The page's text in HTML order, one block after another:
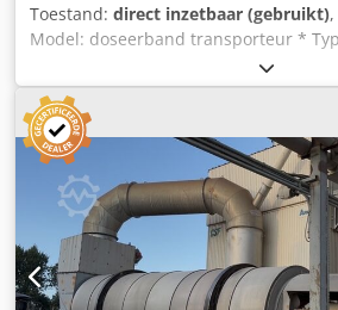
Toestand: direct inzetbaar (gebruikt)
Model: doseerband transporteur *
Codpfx Aoywm Ehji Tjha * A-A lengte:
Bandbreedte: 1200 mm * Aandrijving:
* Op voorraad: 2 stuks.